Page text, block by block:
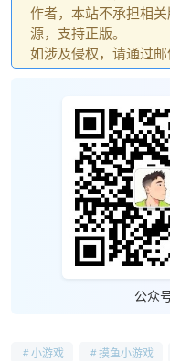
作者，本站不承担相
源，支持正版。
如涉及侵权，请通过邮
公众
小游戏 摸鱼小游戏